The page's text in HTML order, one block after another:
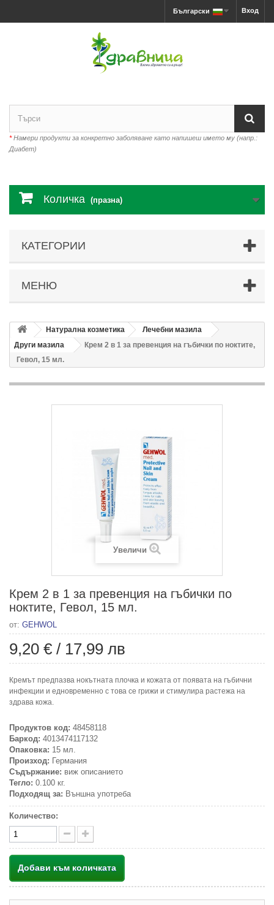
Вход
Български
*Намери продукти за конкретно заболяване като напишеш името му (напр.:
Диабет)
Количка (празна)
КАТЕГОРИИ
МЕНЮ
Натурална козметика
Лечебни мазила
Други мазила
Крем 2 в 1 за превенция на гъбички по ноктите,
Гевол, 15 мл.
Увеличи
Крем 2 в 1 за превенция на гъбички по
ноктите, Гевол, 15 мл.
от: GEHWOL
9,20 € / 17,99 лв
Кремът предпазва нокътната плочка и кожата от появата на гъбични
инфекции и едновременно с това се грижи и стимулира растежа на
здрава кожа.
Продуктов код: 48458118
Баркод: 4013474117132
Опаковка: 15 мл.
Произход: Германия
Съдържание: виж описанието
Тегло: 0.100 кг.
Подходящ за: Външна употреба
Количество:
Добави към количката